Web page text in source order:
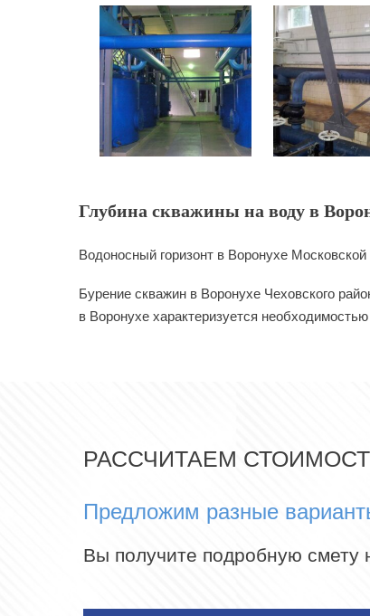
Глубина скважины на воду в
Водоносный горизонт в Воронухе
Бурение скважин в Воронухе Чеховского
в Воронухе характеризуется
РАССЧИТАЕМ
Предложим разные
Вы получите подробную смету